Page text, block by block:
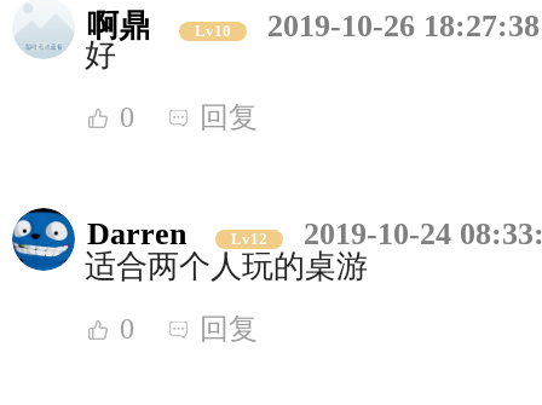
啊鼎 Lv10
2019-10-26 18:27:38
好
0 回复
Darren Lv12
2019-10-24
适合两个人玩的桌游
0 回复